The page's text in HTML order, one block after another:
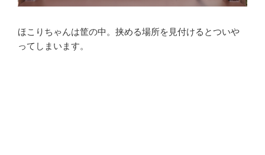
ほこりちゃんは筐の中。挟める場所を見付けるとついや
ってしまいます。